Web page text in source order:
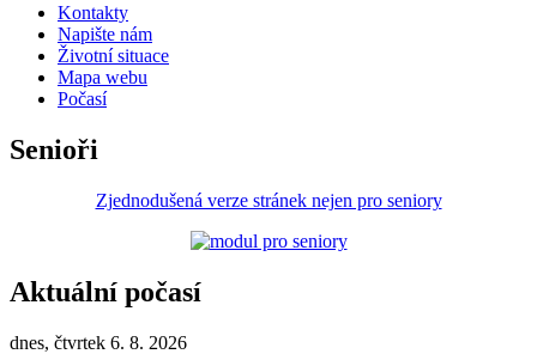
Kontakty
Napište nám
Životní situace
Mapa webu
Počasí
Senioři
Zjednodušená verze stránek nejen pro seniory
Aktuální počasí
dnes, čtvrtek 6. 8. 2026